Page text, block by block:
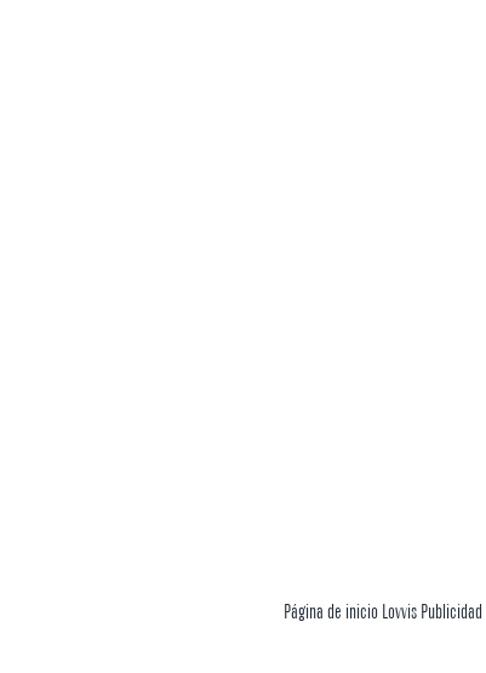
Página de inicio Lovvis Publicidad